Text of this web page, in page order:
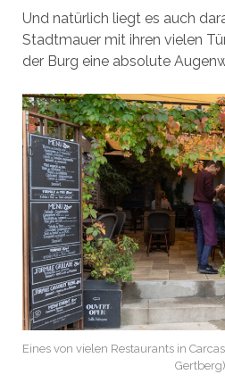
Und natürlich liegt es auch
Stadtmauer mit ihren vielen
der Burg eine absolute
Eines von vielen Restaurants in
Gertberg)